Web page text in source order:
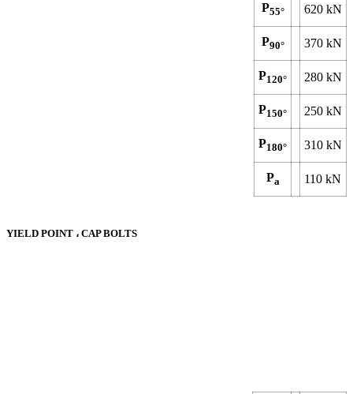
P55° 620 kN
P90° 370 kN
P120° 280 kN
P150° 250 kN
P180° 310 kN
Pa 110 kN
YIELD POINT ، CAP BOLTS